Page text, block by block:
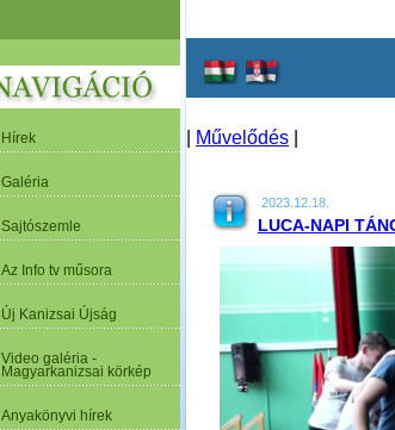
Hírek
Galéria
Sajtószemle
Az Info tv műsora
Új Kanizsai Újság
Video galéria -
Magyarkanizsai körkép
Anyakönyvi hírek
Művelődés
2023.12.18.
LUCA-NAPI